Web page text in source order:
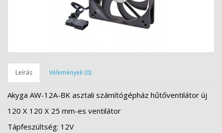
Leírás Vélemények (0)
Akyga AW-12A-BK asztali számítógépház hűtőventilátor új
120 X 120 X 25 mm-es ventilátor
Tápfeszültség: 12V